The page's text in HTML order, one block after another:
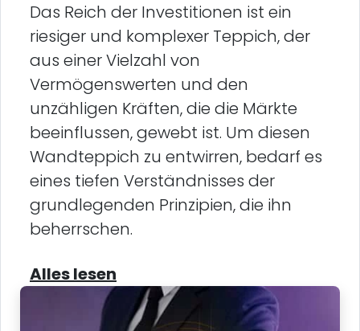
Das Reich der Investitionen ist ein
riesiger und komplexer Teppich, der
aus einer Vielzahl von
Vermögenswerten und den
unzähligen Kräften, die die Märkte
beeinflussen, gewebt ist. Um diesen
Wandteppich zu entwirren, bedarf es
eines tiefen Verständnisses der
grundlegenden Prinzipien, die ihn
beherrschen.
Alles lesen